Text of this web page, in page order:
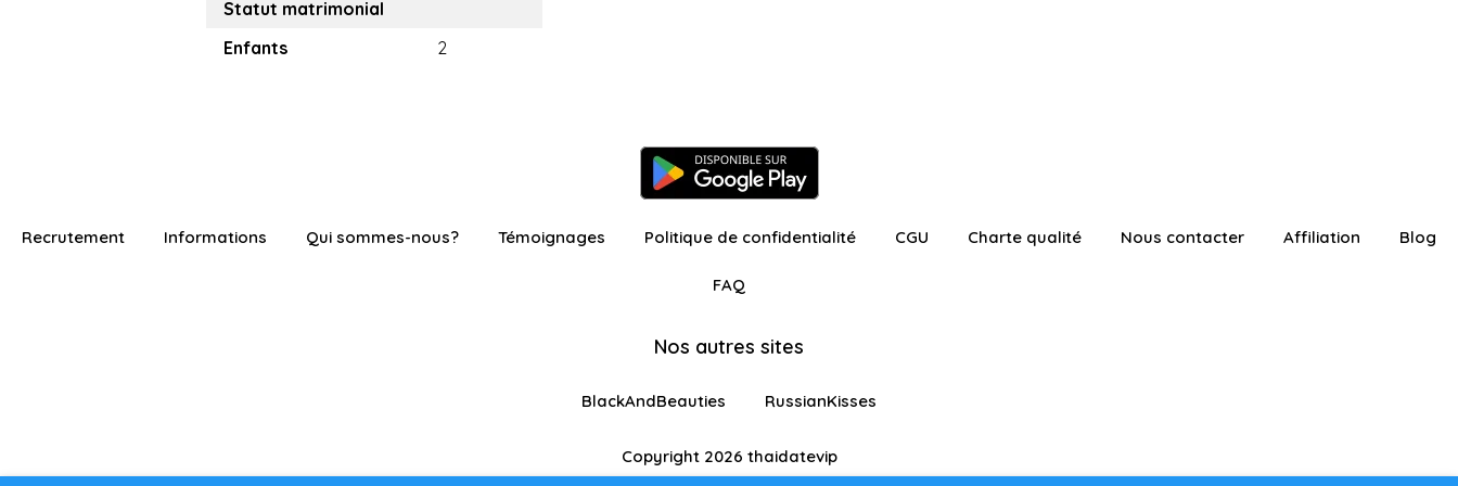
Statut matrimonial
Enfants
2
Recrutement Informations Qui sommes-nous? Témoignages Politique de confidentialité CGU Charte qualité Nous contacter Affiliation Blog
FAQ
Nos autres sites
BlackAndBeauties RussianKisses
Copyright 2026 thaidatevip